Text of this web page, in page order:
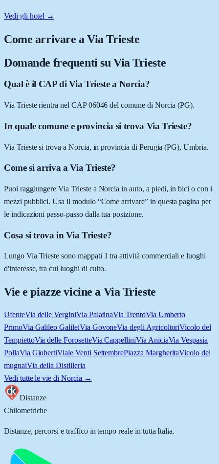
Vedi gli hotel →
Come arrivare aVia Trieste
Domande frequenti su Via Trieste
Qual è il CAP di Via Trieste a Norcia?
Via Trieste rientra nel CAP 06046 del comune di Norcia (PG).
In quale comune e provincia si trova Via Trieste?
Via Trieste si trova a Norcia, in provincia di Perugia (PG), Umbria.
Come si arriva a Via Trieste?
Puoi raggiungere Via Trieste a Norcia in auto, a piedi, in bici o con i
mezzi pubblici. Usa il modulo “Come arrivare” in questa pagina per
le indicazioni passo-passo dalla tua posizione.
Cosa si trova in Via Trieste?
Lungo Via Trieste sono mappati 1 tra attività commerciali e luoghi
d'interesse, tra cui luoghi di culto.
Vie e piazze vicine a Via Trieste
UfenteVia delle VerginiVia PalatinaVia TrentoVia Umberto
PrimoVia Galileo GalileiVia GovoneVia degli AgricoltoriVicolo del
TempiettoVia delle ForosetteVia CappelliniVia AniciaVia Vespasia
PollaVia GiobertiViale Venti SettembrePiazza MargheritaVicolo dei
mugnaiVia della Distilleria
Vedi tutte le vie di Norcia →
Distanze
Chilometriche
Distanze, percorsi e traffico in tempo reale in tutta Italia.